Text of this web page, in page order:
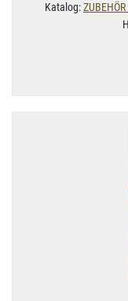
Katalog: